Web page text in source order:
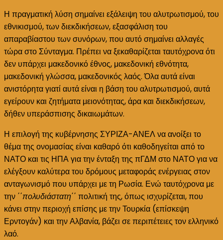
Η πραγματική λύση σημαίνει εξάλειψη του αλυτρωτισμού, του
εθνικισμού, των διεκδικήσεων, εξασφάλιση του
απαραβίαστου των συνόρων, που αυτό σημαίνει αλλαγές
τώρα στο Σύνταγμα. Πρέπει να ξεκαθαρίζεται ταυτόχρονα ότι
δεν υπάρχει μακεδονικό έθνος, μακεδονική εθνότητα,
μακεδονική γλώσσα, μακεδονικός λαός. Όλα αυτά είναι
ανιστόρητα γιατί αυτά είναι η βάση του αλυτρωτισμού, αυτά
εγείρουν και ζητήματα μειονότητας, άρα και διεκδικήσεων,
δήθεν υπεράσπισης δικαιωμάτων.
Η επιλογή της κυβέρνησης ΣΥΡΙΖΑ-ΑΝΕΛ να ανοίξει το
θέμα της ονομασίας είναι καθαρό ότι καθοδηγείται από το
ΝΑΤΟ και τις ΗΠΑ για την ένταξη της πΓΔΜ στο ΝΑΤΟ για να
ελέγξουν καλύτερα του δρόμους μεταφοράς ενέργειας στον
ανταγωνισμό που υπάρχει με τη Ρωσία. Ενώ ταυτόχρονα με
την ΄΄πολυδιάστατη΄΄ πολιτική της, όπως ισχυρίζεται, που
κάνει στην περιοχή επίσης με την Τουρκία (επίσκεψη
Ερντογάν) και την Αλβανία, βάζει σε περιπέτειες τον ελληνικό
λαό.